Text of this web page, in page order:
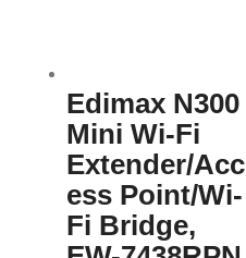
Edimax N300
Mini Wi-Fi
Extender/Acc
ess Point/Wi-
Fi Bridge,